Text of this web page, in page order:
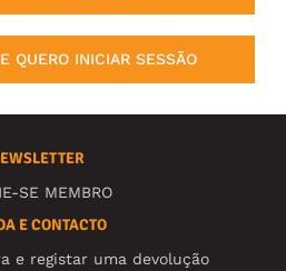
QUERO INICIAR SESSÃO
SE MEMBRO
E CONTACTO
e registar uma devolução